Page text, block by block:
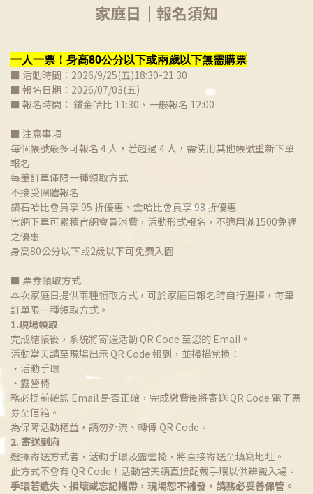
家庭日｜報名須知
一人一票！身高80公分以下或兩歲以下無需購票
■ 活動時間：2026/9/25(五)18:30-21:30
■ 報名日期：2026/07/03(五)
■ 報名時間： 鑽金哈比 11:30、一般報名 12:00
■ 注意事項
每個帳號最多可報名 4 人，若超過 4 人，需使用其他帳號重新下單
報名
每筆訂單僅限一種領取方式
不接受團體報名
鑽石哈比會員享 95 折優惠、金哈比會員享 98 折優惠
官網下單可累積官網會員消費，活動形式報名，不適用滿1500免運
之優惠
身高80公分以下或2歲以下可免費入園
■ 票券領取方式
本次家庭日提供兩種領取方式，可於家庭日報名時自行選擇，每筆
訂單限一種領取方式。
1.現場領取
完成結帳後，系統將寄送活動 QR Code 至您的 Email。
活動當天請至現場出示 QR Code 報到，並掃描兌換：
・活動手環
・露營椅
務必提前確認 Email 是否正確，完成繳費後將寄送 QR Code 電子票
券至信箱。
為保障活動權益，請勿外流、轉傳 QR Code。
2. 寄送到府
選擇寄送方式者，活動手環及露營椅，將直接寄送至填寫地址。
此方式不會有 QR Code！活動當天請直接配戴手環以供辨識入場。
手環若遺失、損壞或忘記攜帶，現場恕不補發，請務必妥善保管。